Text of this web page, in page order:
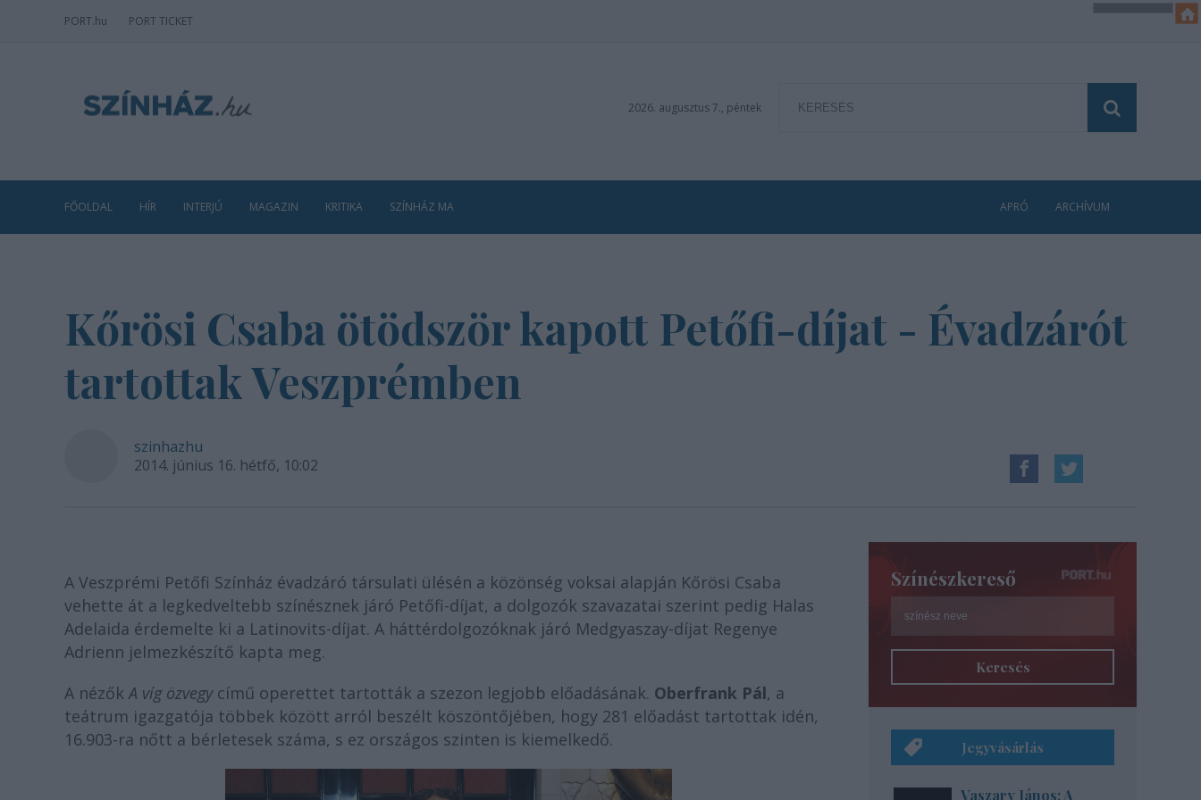
PORT.hu PORT TICKET
2026. augusztus 7., péntek
FŐOLDAL HÍR INTERJÚ MAGAZIN KRITIKA SZÍNHÁZ MA APRÓ ARCHÍVUM
Kőrösi Csaba ötödször kapott Petőfi-díjat - Évadzárót
tartottak Veszprémben
szinhazhu
2014. június 16. hétfő, 10:02
A Veszprémi Petőfi Színház évadzáró társulati ülésén a közönség voksai alapján Kőrösi Csaba
vehette át a legkedveltebb színésznek járó Petőfi-díjat, a dolgozók szavazatai szerint pedig Halas
Adelaida érdemelte ki a Latinovits-díjat. A háttérdolgozóknak járó Medgyaszay-díjat Regenye
Adrienn jelmezkészítő kapta meg.
A nézők A víg özvegycímű operettet tartották a szezon legjobb előadásának. Oberfrank Pál, a
teátrum igazgatója többek között arról beszélt köszöntőjében, hogy 281 előadást tartottak idén,
16.903-ra nőtt a bérletesek száma, s ez országos szinten is kiemelkedő.
Színészkereső
Keresés
Jegyvásárlás
Vaszary János: A